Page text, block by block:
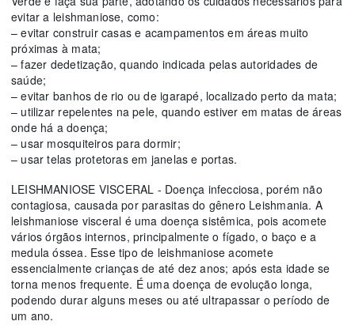
evitar a leishmaniose, como:
– evitar construir casas e acampamentos em áreas muito
próximas à mata;
– fazer dedetização, quando indicada pelas autoridades de
saúde;
– evitar banhos de rio ou de igarapé, localizado perto da mata;
– utilizar repelentes na pele, quando estiver em matas de áreas
onde há a doença;
– usar mosquiteiros para dormir;
– usar telas protetoras em janelas e portas.
LEISHMANIOSE VISCERAL - Doença infecciosa, porém não
contagiosa, causada por parasitas do gênero Leishmania. A
leishmaniose visceral é uma doença sistêmica, pois acomete
vários órgãos internos, principalmente o fígado, o baço e a
medula óssea. Esse tipo de leishmaniose acomete
essencialmente crianças de até dez anos; após esta idade se
torna menos frequente. É uma doença de evolução longa,
podendo durar alguns meses ou até ultrapassar o período de
um ano.